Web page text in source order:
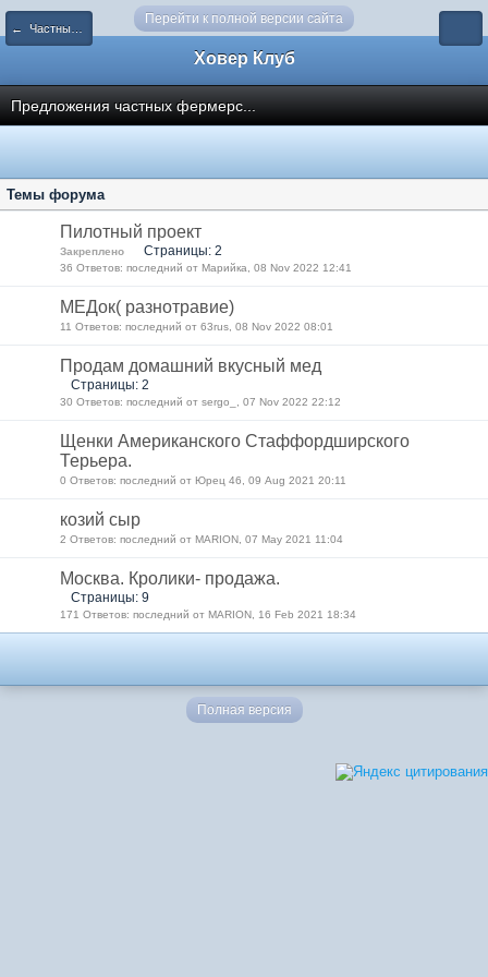
Перейти к полной версии сайта
← Частные объявления
Ховер Клуб
Предложения частных фермерс...
Темы форума
Пилотный проект
Закреплено Страницы: 2
36 Ответов: последний от Марийка, 08 Nov 2022 12:41
МЕДок( разнотравие)
11 Ответов: последний от 63rus, 08 Nov 2022 08:01
Продам домашний вкусный мед
Страницы: 2
30 Ответов: последний от sergo_, 07 Nov 2022 22:12
Щенки Американского Стаффордширского
Терьера.
0 Ответов: последний от Юрец 46, 09 Aug 2021 20:11
козий сыр
2 Ответов: последний от MARION, 07 May 2021 11:04
Москва. Кролики- продажа.
Страницы: 9
171 Ответов: последний от MARION, 16 Feb 2021 18:34
Полная версия